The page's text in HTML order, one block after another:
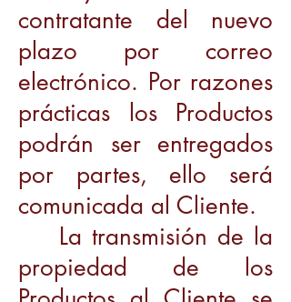
contratante del nuevo
plazo por correo
electrónico. Por razones
prácticas los Productos
podrán ser entregados
por partes, ello será
comunicada al Cliente.
La transmisión de la
propiedad de los